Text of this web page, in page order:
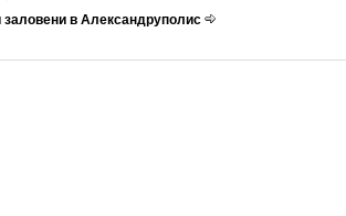
в Александруполис